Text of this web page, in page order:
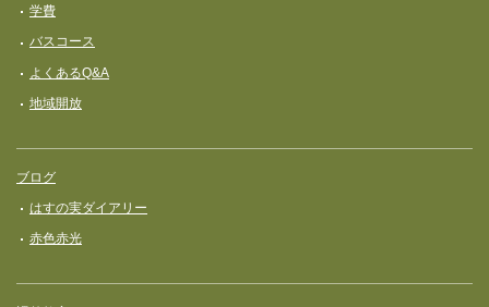
学費
バスコース
よくあるQ&A
地域開放
ブログ
はすの実ダイアリー
赤色赤光